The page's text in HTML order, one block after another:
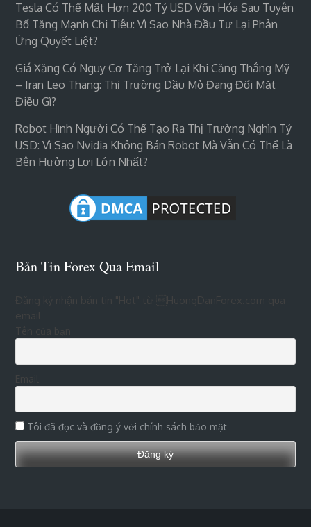
Tesla Có Thể Mất Hơn 200 Tỷ USD Vốn Hóa Sau Tuyên
Bố Tăng Mạnh Chi Tiêu: Vì Sao Nhà Đầu Tư Lại Phản
Ứng Quyết Liệt?
Giá Xăng Có Nguy Cơ Tăng Trở Lại Khi Căng Thẳng Mỹ
– Iran Leo Thang: Thị Trường Dầu Mỏ Đang Đối Mặt
Điều Gì?
Robot Hình Người Có Thể Tạo Ra Thị Trường Nghìn Tỷ
USD: Vì Sao Nvidia Không Bán Robot Mà Vẫn Có Thể Là
Bên Hưởng Lợi Lớn Nhất?
Bản Tin Forex Qua Email
Đăng ký nhận bản tin "Hot" từ HuongDanForex.com qua
Tên của bạn
Tôi đã đọc và đồng ý với chính sách bảo mật